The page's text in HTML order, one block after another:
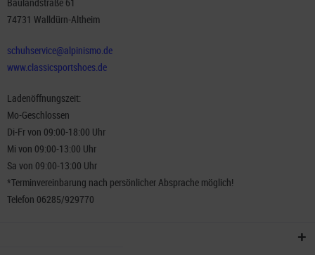
74731 Walldürn-Altheim
schuhservice@alpinismo.de
www.classicsportshoes.de
Ladenöffnungszeit:
Mo-Geschlossen
Di-Fr von 09:00-18:00 Uhr
Mi von 09:00-13:00 Uhr
Sa von 09:00-13:00 Uhr
*Terminvereinbarung nach persönlicher Absprache möglich!
Telefon 06285/929770